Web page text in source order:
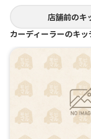
店舗前のキ
カーディーラーのキ